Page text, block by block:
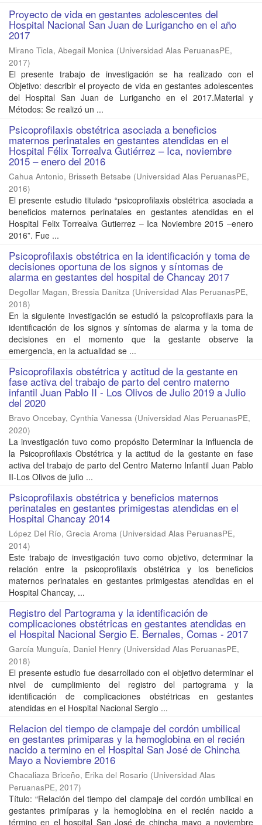
Proyecto de vida en gestantes adolescentes del
Hospital Nacional San Juan de Lurigancho en el año
2017
Mirano Ticla, Abegail Monica (Universidad Alas PeruanasPE,
2017)
El presente trabajo de investigación se ha realizado con el
Objetivo: describir el proyecto de vida en gestantes adolescentes
del Hospital San Juan de Lurigancho en el 2017.Material y
Métodos: Se realizó un ...
Psicoprofilaxis obstétrica asociada a beneficios
maternos perinatales en gestantes atendidas en el
Hospital Félix Torrealva Gutiérrez – Ica, noviembre
2015 – enero del 2016
Cahua Antonio, Brisseth Betsabe (Universidad Alas PeruanasPE,
2016)
El presente estudio titulado “psicoprofilaxis obstétrica asociada a
beneficios maternos perinatales en gestantes atendidas en el
Hospital Felix Torrealva Gutierrez – Ica Noviembre 2015 –enero
2016”. Fue ...
Psicoprofilaxis obstétrica en la identificación y toma de
decisiones oportuna de los signos y síntomas de
alarma en gestantes del hospital de Chancay 2017
Degollar Magan, Bressia Danitza (Universidad Alas PeruanasPE,
2018)
En la siguiente investigación se estudió la psicoprofilaxis para la
identificación de los signos y síntomas de alarma y la toma de
decisiones en el momento que la gestante observe la
emergencia, en la actualidad se ...
Psicoprofilaxis obstétrica y actitud de la gestante en
fase activa del trabajo de parto del centro materno
infantil Juan Pablo II - Los Olivos de Julio 2019 a Julio
del 2020
Bravo Oncebay, Cynthia Vanessa (Universidad Alas PeruanasPE,
2020)
La investigación tuvo como propósito Determinar la influencia de
la Psicoprofilaxis Obstétrica y la actitud de la gestante en fase
activa del trabajo de parto del Centro Materno Infantil Juan Pablo
II-Los Olivos de julio ...
Psicoprofilaxis obstétrica y beneficios maternos
perinatales en gestantes primigestas atendidas en el
Hospital Chancay 2014
López Del Río, Grecia Aroma (Universidad Alas PeruanasPE,
2014)
Este trabajo de investigación tuvo como objetivo, determinar la
relación entre la psicoprofilaxis obstétrica y los beneficios
maternos perinatales en gestantes primigestas atendidas en el
Hospital Chancay, ...
Registro del Partograma y la identificación de
complicaciones obstétricas en gestantes atendidas en
el Hospital Nacional Sergio E. Bernales, Comas - 2017
García Munguía, Daniel Henry (Universidad Alas PeruanasPE,
2018)
El presente estudio fue desarrollado con el objetivo determinar el
nivel de cumplimiento del registro del partograma y la
identificación de complicaciones obstétricas en gestantes
atendidas en el Hospital Nacional Sergio ...
Relacion del tiempo de clampaje del cordón umbilical
en gestantes primiparas y la hemoglobina en el recién
nacido a termino en el Hospital San José de Chincha
Mayo a Noviembre 2016
Chacaliaza Briceño, Erika del Rosario (Universidad Alas
PeruanasPE, 2017)
Título: “Relación del tiempo del clampaje del cordón umbilical en
gestantes primíparas y la hemoglobina en el recién nacido a
término en el hospital San José de chincha mayo a noviembre